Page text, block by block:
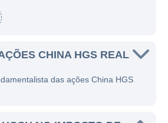
mais dinâmicos do
são amplamente
belezas naturais e
que atrai tanto
quanto investidores
CHINA HGS REAL
das ações China HGS